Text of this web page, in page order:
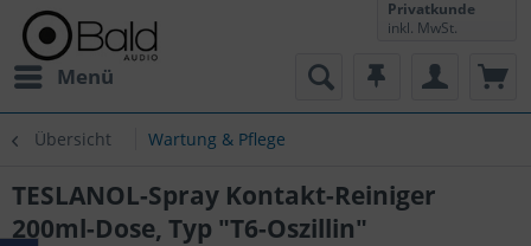
Menü
Privatkunde
inkl. MwSt.
Übersicht Wartung & Pflege
TESLANOL-Spray Kontakt-Reiniger
200ml-Dose, Typ "T6-Oszillin"